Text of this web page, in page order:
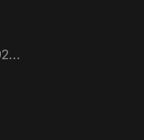
72 Rue du Colonel de Rochebrune 92380 Garches